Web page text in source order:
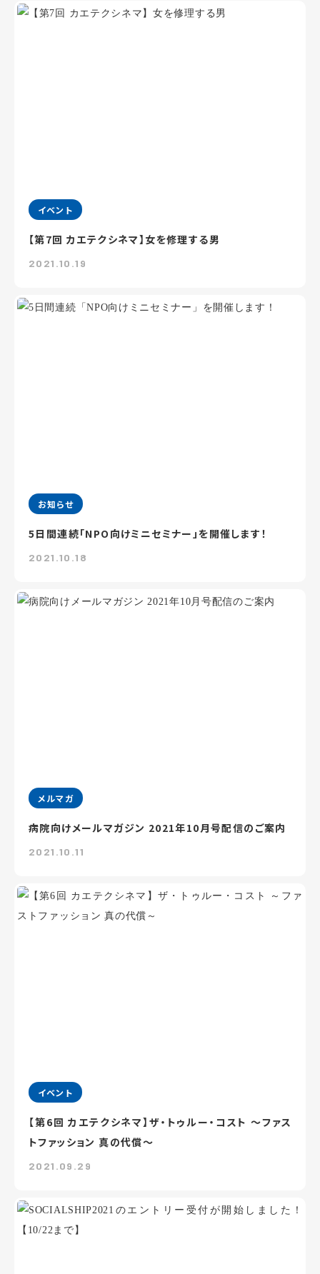
イベント
【第7回 カエテクシネマ】女を修理する男
2021.10.19
お知らせ
5日間連続「NPO向けミニセミナー」を開催します！
2021.10.18
メルマガ
病院向けメールマガジン 2021年10月号配信のご案内
2021.10.11
イベント
【第6回 カエテクシネマ】ザ・トゥルー・コスト ～ファス
トファッション 真の代償～
2021.09.29